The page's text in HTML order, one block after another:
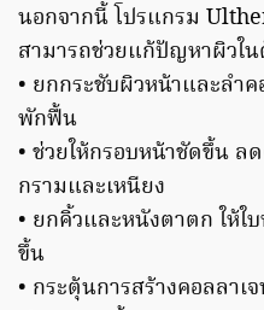
นอกจากนี้ โปรแกรม
สามารถช่วยแก้ปัญหาผิวใ
• ยกกระชับผิวหน้าและลำ
พักฟื้น
• ช่วยให้กรอบหน้าชัดขึ้น
กรามและเหนียง
• ยกคิ้วและหนังตาตก ให้ใ
ขึ้น
• กระตุ้นการสร้างคอลลา